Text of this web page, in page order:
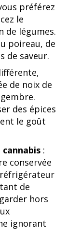
préférez
le
de légumes.
poireau, de
de saveur.
de noix de
des épices
le goût
:
conservée
de
hors
ignorant